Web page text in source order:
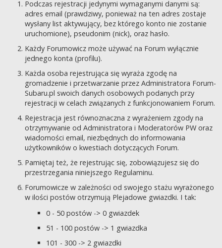
Podczas rejestracji jedynymi wymaganymi danymi są:
adres email (prawdziwy, ponieważ na ten adres zostaje
wysłany list aktywujący, bez którego konto nie zostanie
uruchomione), pseudonim (nick), oraz hasło.
Każdy Forumowicz może używać na Forum wyłącznie
jednego konta (profilu).
Każda osoba rejestrująca się wyraża zgodę na
gromadzenie i przetwarzanie przez Administratora Forum-
Subaru.pl swoich danych osobowych podanych przy
rejestracji w celach związanych z funkcjonowaniem Forum.
Rejestracja jest równoznaczna z wyrażeniem zgody na
otrzymywanie od Administratora i Moderatorów PW oraz
wiadomości email, niezbędnych do informowania
użytkowników o kwestiach dotyczących Forum.
Pamiętaj też, że rejestrując się, zobowiązujesz się do
przestrzegania niniejszego Regulaminu.
Forumowicze w zależności od swojego stażu wyrażonego
w ilości postów otrzymują Plejadowe gwiazdki. I tak:
0 - 50 postów -> 0 gwiazdek
51 - 100 postów -> 1 gwiazdka
101 - 300 -> 2 gwiazdki